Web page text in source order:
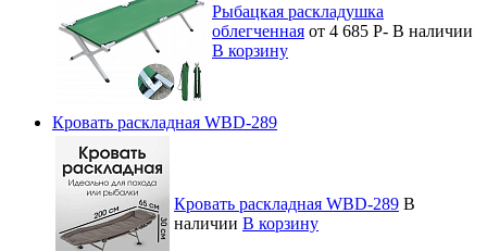
Рыбацкая раскладушка
облегченная от 4 685 Р- В наличии
В корзину
Кровать раскладная WBD-289
Кровать раскладная WBD-289 В
наличии В корзину